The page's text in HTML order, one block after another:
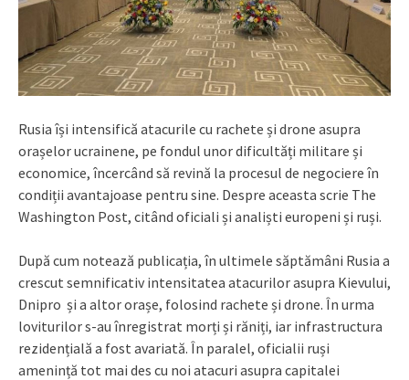
Rusia își intensifică atacurile cu rachete și drone asupra
orașelor ucrainene, pe fondul unor dificultăți militare și
economice, încercând să revină la procesul de negociere în
condiții avantajoase pentru sine. Despre aceasta scrie The
Washington Post, citând oficiali și analiști europeni și ruși.
După cum notează publicația, în ultimele săptămâni Rusia a
crescut semnificativ intensitatea atacurilor asupra Kievului,
Dnipro și a altor orașe, folosind rachete și drone. În urma
loviturilor s-au înregistrat morți și răniți, iar infrastructura
rezidențială a fost avariată. În paralel, oficialii ruși
amenință tot mai des cu noi atacuri asupra capitalei